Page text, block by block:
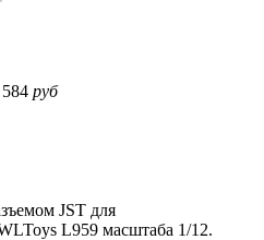
584 руб
JST для
L959 масштаба 1/12.